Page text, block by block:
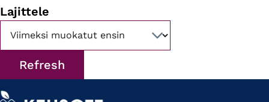
Lajittele